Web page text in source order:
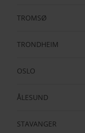
TROMSØ
TRONDHEIM
OSLO
ÅLESUND
STAVANGER